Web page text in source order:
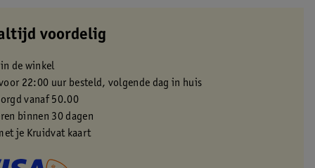
voordelig
de winkel
22:00 uur besteld, volgende dag in huis
vanaf 50.00
binnen 30 dagen
je Kruidvat kaart